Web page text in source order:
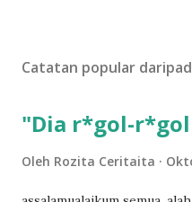
l
a
Catatan popular
"Dia r*gol-r*gol
Oleh Rozita Ceritaita